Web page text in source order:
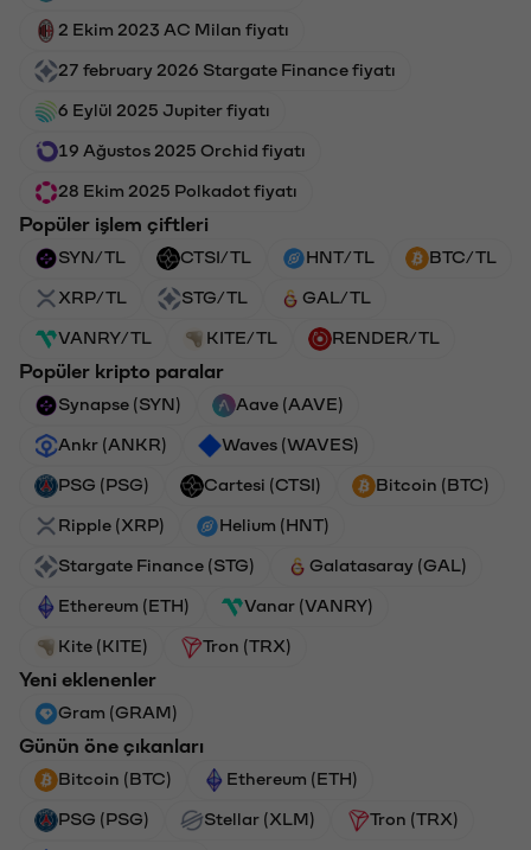
2 Ekim 2023 AC Milan fiyatı
27 february 2026 Stargate Finance fiyatı
6 Eylül 2025 Jupiter fiyatı
19 Ağustos 2025 Orchid fiyatı
28 Ekim 2025 Polkadot fiyatı
Popüler işlem çiftleri
SYN/TL CTSI/TL HNT/TL BTC/TL
XRP/TL STG/TL GAL/TL
VANRY/TL KITE/TL RENDER/TL
Popüler kripto paralar
Synapse (SYN) Aave (AAVE)
Ankr (ANKR) Waves (WAVES)
PSG (PSG) Cartesi (CTSI) Bitcoin (BTC)
Ripple (XRP) Helium (HNT)
Stargate Finance (STG) Galatasaray (GAL)
Ethereum (ETH) Vanar (VANRY)
Kite (KITE) Tron (TRX)
Yeni eklenenler
Gram (GRAM)
Günün öne çıkanları
Bitcoin (BTC) Ethereum (ETH)
PSG (PSG) Stellar (XLM) Tron (TRX)